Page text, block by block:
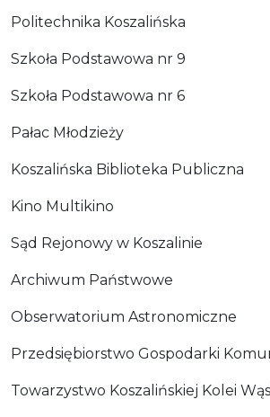
Politechnika Koszalińska
Szkoła Podstawowa nr 9
Szkoła Podstawowa nr 6
Pałac Młodzieży
Koszalińska Biblioteka Publiczna
Kino Multikino
Sąd Rejonowy w Koszalinie
Archiwum Państwowe
Obserwatorium Astronomiczne
Przedsiębiorstwo Gospodarki
Towarzystwo Koszalińskiej Kolei